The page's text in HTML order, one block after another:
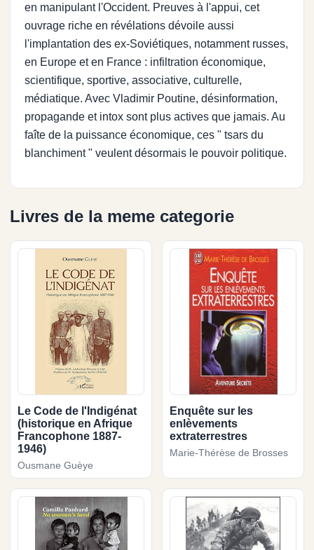
en manipulant l'Occident. Preuves à l'appui, cet
ouvrage riche en révélations dévoile aussi
l'implantation des ex-Soviétiques, notamment russes,
en Europe et en France : infiltration économique,
scientifique, sportive, associative, culturelle,
médiatique. Avec Vladimir Poutine, désinformation,
propagande et intox sont plus actives que jamais. Au
faîte de la puissance économique, ces " tsars du
blanchiment " veulent désormais le pouvoir politique.
Livres de la meme categorie
Le Code de l'Indigénat
(historique en Afrique
Francophone 1887-
1946)
Ousmane Guèye
Enquête sur les
enlèvements
extraterrestres
Marie-Thérèse de Brosses